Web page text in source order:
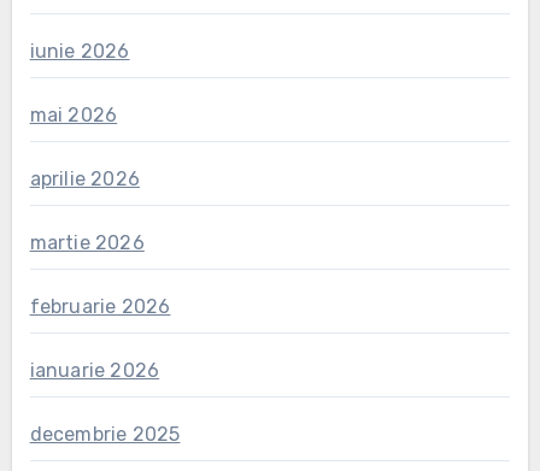
iunie 2026
mai 2026
aprilie 2026
martie 2026
februarie 2026
ianuarie 2026
decembrie 2025